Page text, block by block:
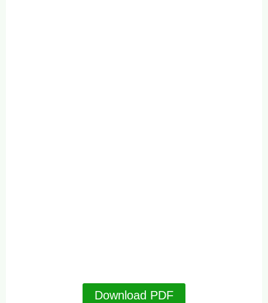
Download PDF